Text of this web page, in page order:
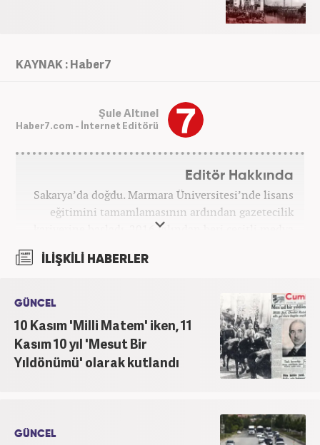
KAYNAK : Haber7
Şule Altınel
Haber7.com - İnternet Editörü
Editör Hakkında
Sakarya’da doğdu. Marmara Üniversitesi’nde lisans
eğitimini tamamlamasının ardından gazetecilik
kariyerine başladı. 2016 yılından beri çeşitli medya
itibaren Haber7’de ‘gündem editörü’ olarak
İLİŞKİLİ HABERLER
GÜNCEL
10 Kasım 'Milli Matem' iken, 11
Kasım 10 yıl 'Mesut Bir
Yıldönümü' olarak kutlandı
GÜNCEL